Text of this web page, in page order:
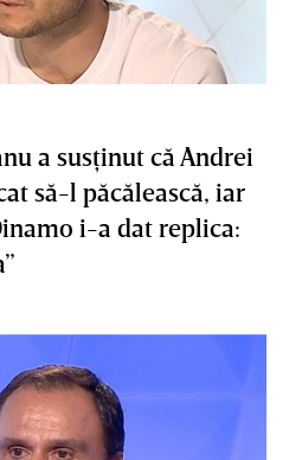
a susţinut că Andrei
să-l păcălească, iar
i-a dat replica: